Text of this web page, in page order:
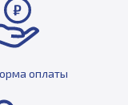
оплаты